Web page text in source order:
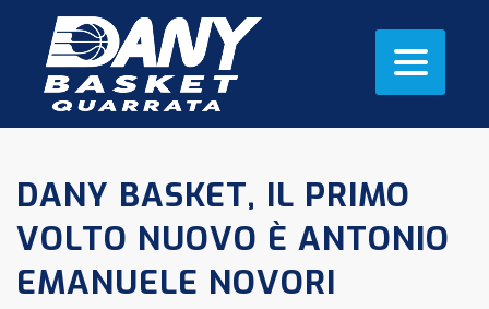
DANY BASKET, IL PRIMO
VOLTO NUOVO È ANTONIO
EMANUELE NOVORI